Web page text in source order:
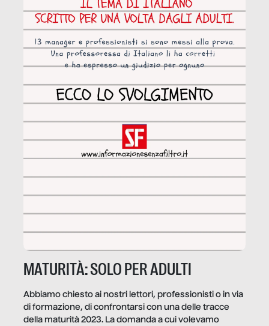
MATURITÀ: SOLO PER ADULTI
Abbiamo chiesto ai nostri lettori, professionisti o in via
di formazione, di confrontarsi con una delle tracce
della maturità 2023. La domanda a cui volevamo